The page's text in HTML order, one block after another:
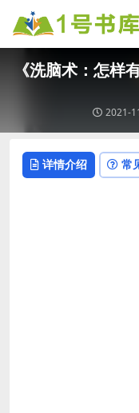
《洗脑术：怎样
2021-
详情介绍 常